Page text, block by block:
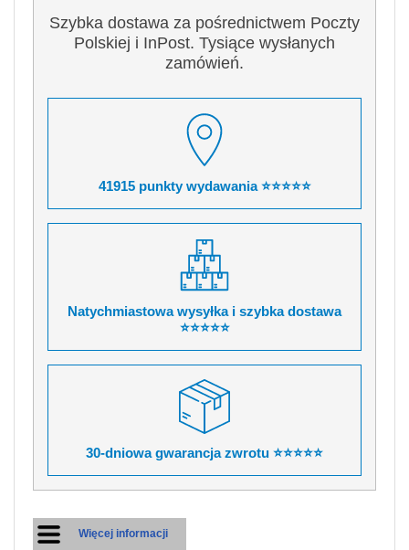
Szybka dostawa za pośrednictwem Poczty
Polskiej i InPost. Tysiące wysłanych
zamówień.
41915 punkty wydawania ⭐⭐⭐⭐⭐
Natychmiastowa wysyłka i szybka dostawa
⭐⭐⭐⭐⭐
30-dniowa gwarancja zwrotu ⭐⭐⭐⭐⭐
Więcej informacji